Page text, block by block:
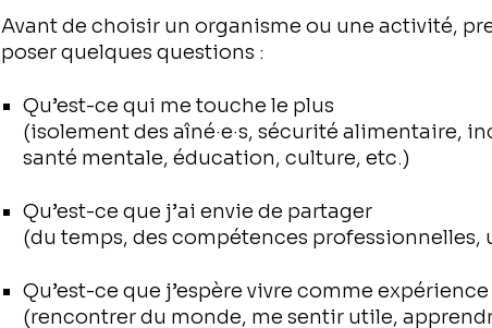
Avant de choisir un organisme ou une activité,
poser quelques questions :
Qu’est-ce qui me touche le plus
(isolement des aîné·e·s, sécurité alimentaire,
santé mentale, éducation, culture, etc.)
Qu’est-ce que j’ai envie de partager
(du temps, des compétences professionnelles,
Qu’est-ce que j’espère vivre comme expérience
(rencontrer du monde, me sentir utile,